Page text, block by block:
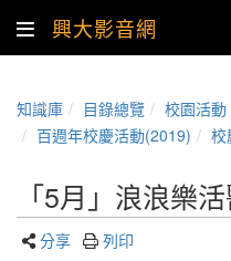
興大影音網
知識庫 目錄總覽 校園活動
百週年校慶活動(2019)
校
「5月」浪浪樂
分享 列印